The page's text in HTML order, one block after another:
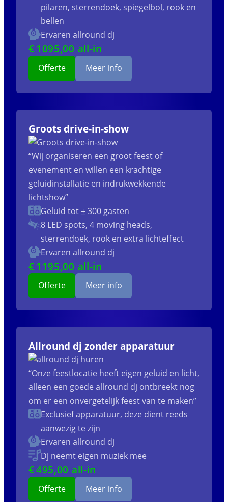
pilaren, sterrendoek, spiegelbol, rook en
bellen
Ervaren allround dj
€ 1095,00 all-in
Offerte Meer info
Groots drive-in-show
“Wij organiseren een groot feest of
evenement en willen een krachtige
geluidinstallatie en indrukwekkende
lichtshow”
Geluid tot ± 300 gasten
8 LED spots, 4 moving heads,
sterrendoek, rook en extra lichteffect
Ervaren allround dj
€ 1195,00 all-in
Offerte Meer info
Allround dj zonder apparatuur
“Onze feestlocatie heeft eigen geluid en licht,
alleen een goede allround dj ontbreekt nog
om er een onvergetelijk feest van te maken”
Exclusief apparatuur, deze dient reeds
aanwezig te zijn
Ervaren allround dj
Dj neemt eigen muziek mee
€495,00 all-in
Offerte Meer info